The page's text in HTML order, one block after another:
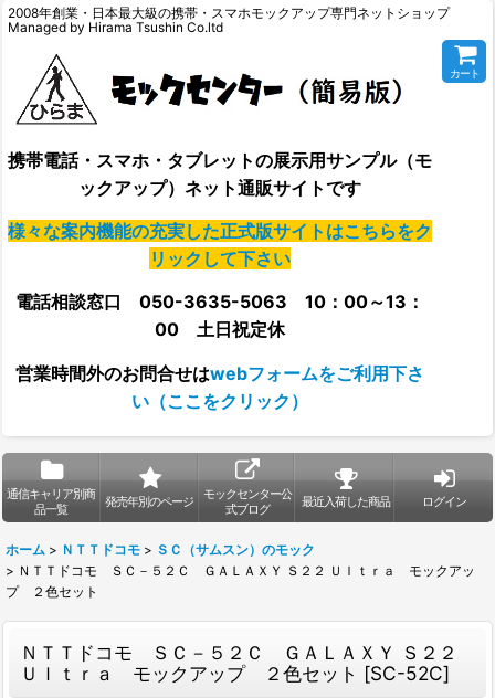
2008年創業・日本最大級の携帯・スマホモックアップ専門ネットショップ
Managed by Hirama Tsushin Co.ltd
携帯電話・スマホ・タブレットの展示用サンプル（モ
ックアップ）ネット通販サイトです
様々な案内機能の充実した正式版サイトはこちらをク
リックして下さい
電話相談窓口 050-3635-5063 10：00～13：
00 土日祝定休
営業時間外のお問合せはwebフォームをご利用下さ
い（ここをクリック）
カート
通信キャリア別商
品一覧
発売年別のページ
モックセンター公
式ブログ
最近入荷した商品 ログイン
ホーム > ＮＴＴドコモ > ＳＣ（サムスン）のモック
> ＮＴＴドコモ ＳＣ－５２Ｃ ＧＡＬＡＸＹ Ｓ２２ Ｕｌｔｒａ モックアッ
プ ２色セット
ＮＴＴドコモ ＳＣ－５２Ｃ ＧＡＬＡＸＹ Ｓ２２
Ｕｌｔｒａ モックアップ ２色セット [SC-52C]